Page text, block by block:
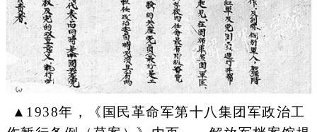
▲1938年，《国民革命军第十八集团军政治工